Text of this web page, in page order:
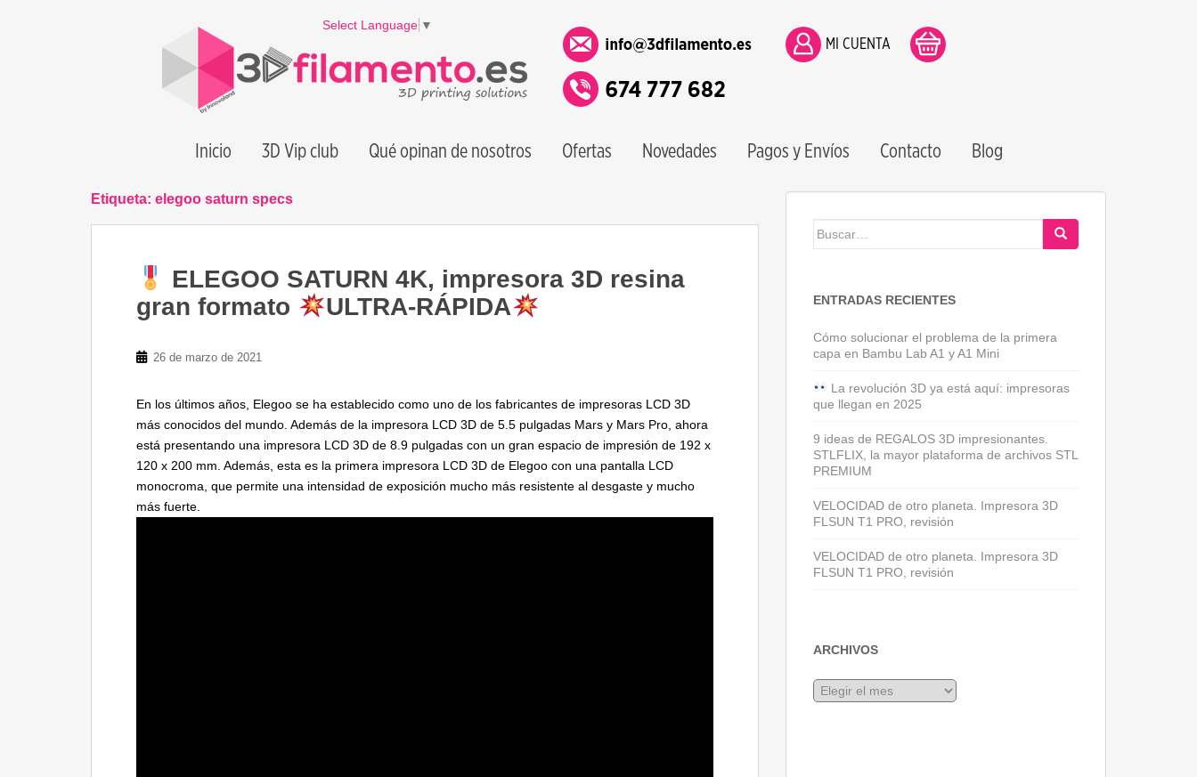
Select Language ▼
MI CUENTA
Inicio 3D Vip club Qué opinan de nosotros Ofertas Novedades Pagos y Envíos Contacto Blog
Etiqueta: elegoo saturn specs
ELEGOO SATURN 4K, impresora 3D resina
gran formato
ULTRA-RÁPIDA
26 de marzo de 2021
En los últimos años, Elegoo se ha establecido como uno de los fabricantes de impresoras LCD 3D
más conocidos del mundo. Además de la impresora LCD 3D de 5.5 pulgadas Mars y Mars Pro, ahora
está presentando una impresora LCD 3D de 8.9 pulgadas con un gran espacio de impresión de 192 x
120 x 200 mm. Además, esta es la primera impresora LCD 3D de Elegoo con una pantalla LCD
monocroma, que permite una intensidad de exposición mucho más resistente al desgaste y mucho
más fuerte.
Buscar:
ENTRADAS RECIENTES
Cómo solucionar el problema de la primera
capa en Bambu Lab A1 y A1 Mini
La revolución 3D ya está aquí: impresoras
que llegan en 2025
9 ideas de REGALOS 3D impresionantes.
STLFLIX, la mayor plataforma de archivos STL
PREMIUM
VELOCIDAD de otro planeta. Impresora 3D
FLSUN T1 PRO, revisión
VELOCIDAD de otro planeta. Impresora 3D
FLSUN T1 PRO, revisión
ARCHIVOS
Archivos